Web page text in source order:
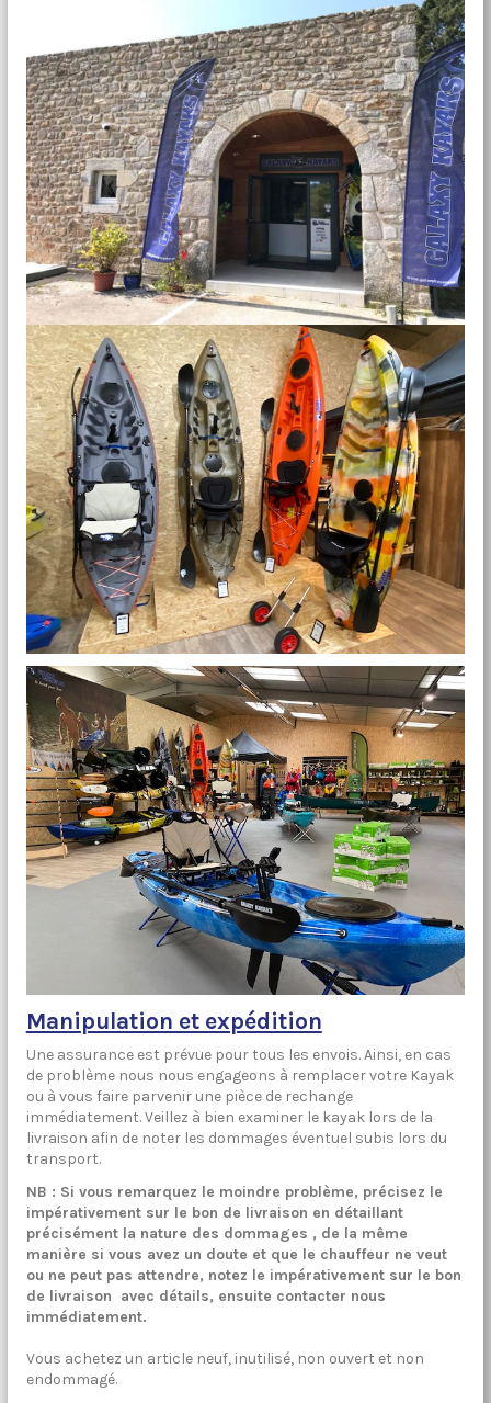
Manipulation et expédition
Une assurance est prévue pour tous les envois. Ainsi, en cas
de problème nous nous engageons à remplacer votre Kayak
ou à vous faire parvenir une pièce de rechange
immédiatement. Veillez à bien examiner le kayak lors de la
livraison afin de noter les dommages éventuel subis lors du
transport.
NB : Si vous remarquez le moindre problème, précisez le
impérativement sur le bon de livraison en détaillant
précisément la nature des dommages , de la même
manière si vous avez un doute et que le chauffeur ne veut
ou ne peut pas attendre, notez le impérativement sur le bon
de livraison avec détails, ensuite contacter nous
immédiatement.
Vous achetez un article neuf, inutilisé, non ouvert et non
endommagé.